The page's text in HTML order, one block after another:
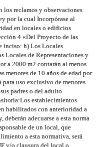
los reclamos y observaciones
por la cual Incorpórase al
en locales o edificios
4 «Del Proyecto de las
inciso: h) Los Locales
Locales de Representaciones y
a 2000 m2 contarán al menos
menores de 10 años de edad por
uso exclusivo de menores
padres o del adulto
establecimientos
habilitados con anterioridad a
adecuarse a esta norma
de un local, que
a esta normativa, será
y/o clausura del local o